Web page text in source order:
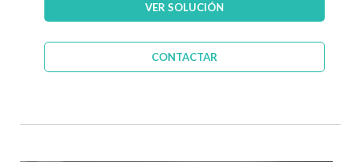
VER SOLUCIÓN
CONTACTAR